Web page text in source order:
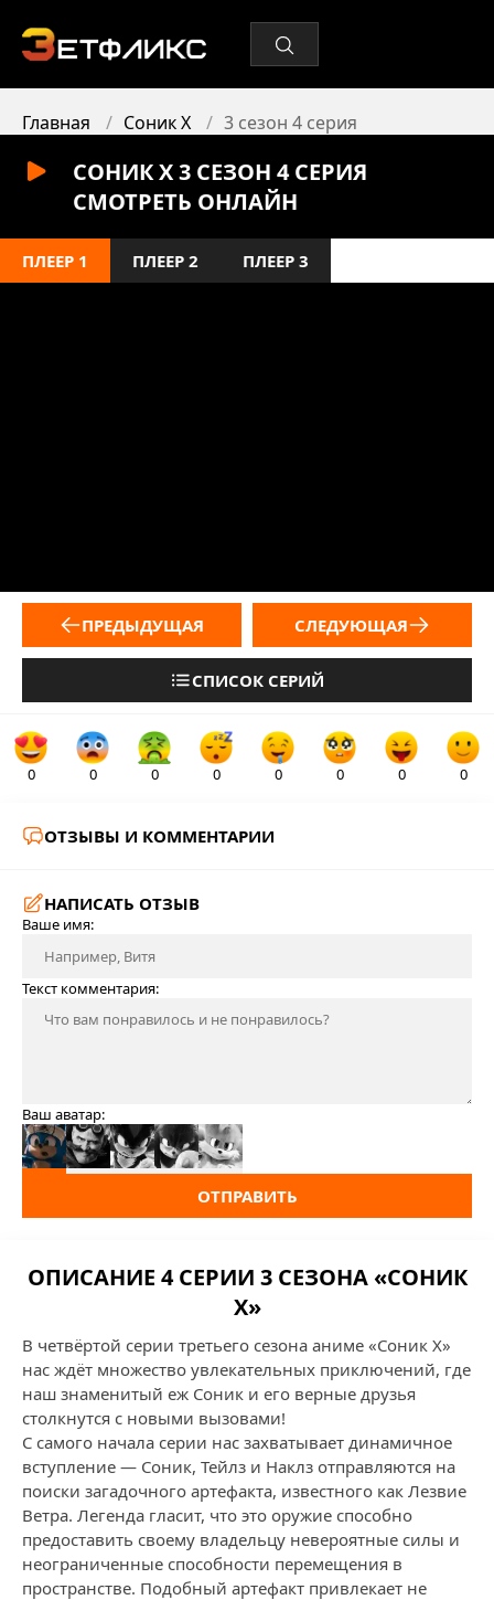
Главная Соник X 3 сезон 4 серия
СОНИК X 3 СЕЗОН 4 СЕРИЯ
СМОТРЕТЬ ОНЛАЙН
ПЛЕЕР 1 ПЛЕЕР 2 ПЛЕЕР 3
ПРЕДЫДУЩАЯ
СПИСОК СЕРИЙ
СЛЕДУЮЩАЯ
0 0 0 0 0 0 0 0
ОТЗЫВЫ И КОММЕНТАРИИ
НАПИСАТЬ ОТЗЫВ
Ваше имя:
Текст комментария:
Ваш аватар:
ОТПРАВИТЬ
ОПИСАНИЕ 4 СЕРИИ 3 СЕЗОНА «СОНИК
X»
В четвёртой серии третьего сезона аниме «Соник X»
нас ждёт множество увлекательных приключений, где
наш знаменитый еж Соник и его верные друзья
столкнутся с новыми вызовами!
С самого начала серии нас захватывает динамичное
вступление — Соник, Тейлз и Наклз отправляются на
поиски загадочного артефакта, известного как Лезвие
Ветра. Легенда гласит, что это оружие способно
предоставить своему владельцу невероятные силы и
неограниченные способности перемещения в
пространстве. Подобный артефакт привлекает не